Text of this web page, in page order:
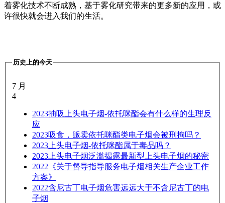
着雾化技术不断成熟，基于雾化研究带来的更多新的应用，或
许很快就会进入我们的生活。
历史上的今天
7 月
4
2023抽吸上头电子烟-依托咪酯会有什么样的生理反
应
2023吸食，贩卖依托咪酯类电子烟会被刑拘吗？
2023 上头电子烟-依托咪酯属于毒品吗？
2023 上头电子烟泛滥揭露最新型上头电子烟的秘密
2022 《关于督导指导服务电子烟相关生产企业工作
方案》
2022含尼古丁电子烟危害远远大于不含尼古丁的电
子烟